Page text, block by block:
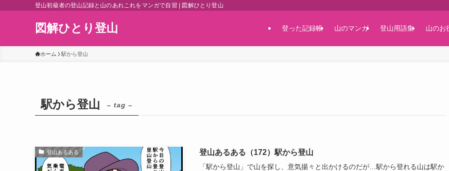
登山初級者の登山記録と山のあれこれをマンガで自習 | 図解ひとり登山
図解ひとり登山 登った記録帳 山のマンガ 登山用語集 山のお
ホーム 駅から登山
駅から登山 – tag –
登山あるある 登山あるある（172）駅から登山
「駅から登山」で山を探し、意気揚々と出かけるのだが…駅から登れる山は駅か